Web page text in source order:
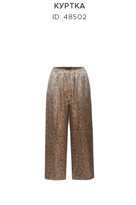
КУРТКА
ID: 48502